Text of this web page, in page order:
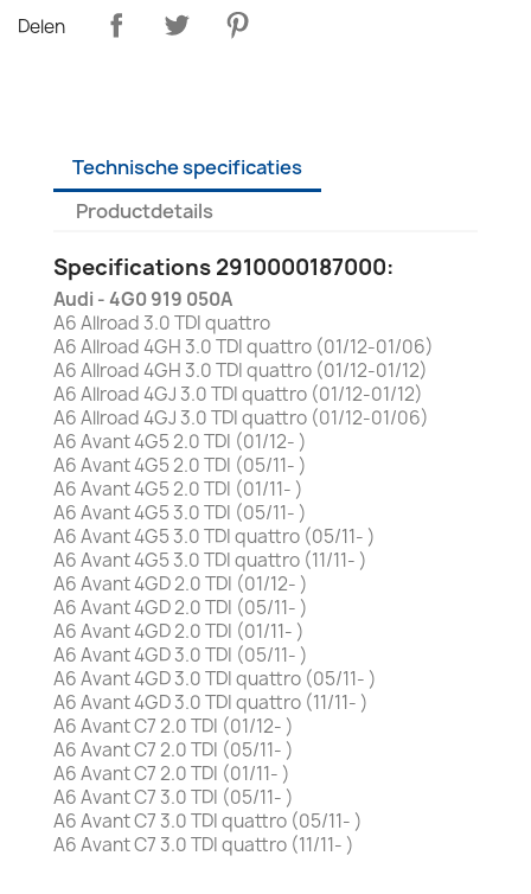
Delen
Technische specificaties
Productdetails
Specifications 2910000187000:
Audi - 4G0 919 050A
A6 Allroad 3.0 TDI quattro
A6 Allroad 4GH 3.0 TDI quattro (01/12-01/06)
A6 Allroad 4GH 3.0 TDI quattro (01/12-01/12)
A6 Allroad 4GJ 3.0 TDI quattro (01/12-01/12)
A6 Allroad 4GJ 3.0 TDI quattro (01/12-01/06)
A6 Avant 4G5 2.0 TDI (01/12- )
A6 Avant 4G5 2.0 TDI (05/11- )
A6 Avant 4G5 2.0 TDI (01/11- )
A6 Avant 4G5 3.0 TDI (05/11- )
A6 Avant 4G5 3.0 TDI quattro (05/11- )
A6 Avant 4G5 3.0 TDI quattro (11/11- )
A6 Avant 4GD 2.0 TDI (01/12- )
A6 Avant 4GD 2.0 TDI (05/11- )
A6 Avant 4GD 2.0 TDI (01/11- )
A6 Avant 4GD 3.0 TDI (05/11- )
A6 Avant 4GD 3.0 TDI quattro (05/11- )
A6 Avant 4GD 3.0 TDI quattro (11/11- )
A6 Avant C7 2.0 TDI (01/12- )
A6 Avant C7 2.0 TDI (05/11- )
A6 Avant C7 2.0 TDI (01/11- )
A6 Avant C7 3.0 TDI (05/11- )
A6 Avant C7 3.0 TDI quattro (05/11- )
A6 Avant C7 3.0 TDI quattro (11/11- )